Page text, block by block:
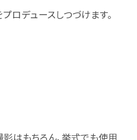
ロデュースしつづけます。